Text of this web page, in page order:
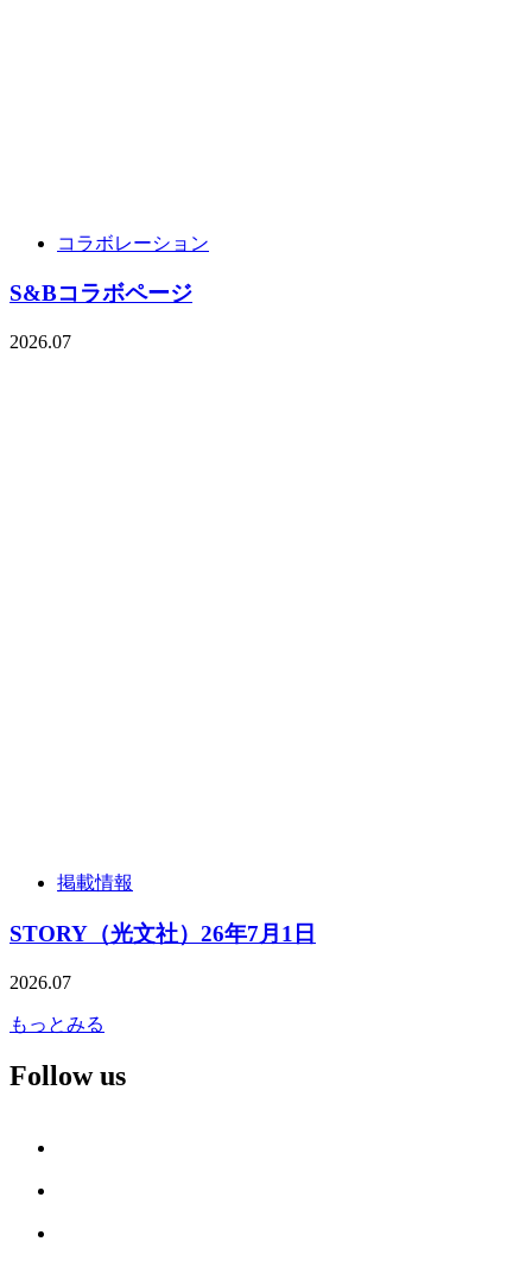
コラボレーション
S&Bコラボページ
2026.07
掲載情報
STORY（光文社）26年7月1日
2026.07
もっとみる
Follow us